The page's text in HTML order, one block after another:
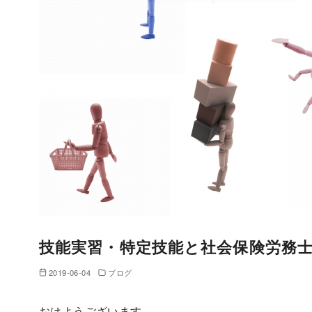
技能実習・特定技能と社会保険労務
2019-06-04 ブログ